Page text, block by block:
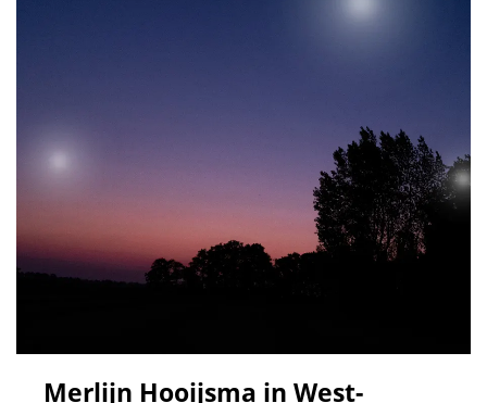
Merlijn Hooijsma in West-